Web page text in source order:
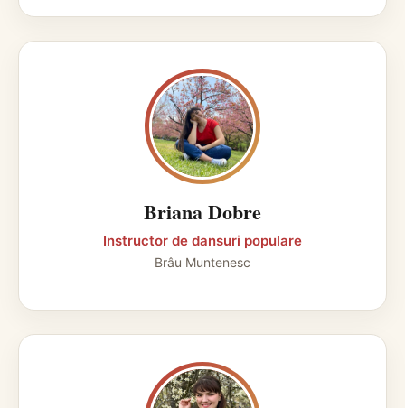
Briana Dobre
Instructor de dansuri populare
Brâu Muntenesc